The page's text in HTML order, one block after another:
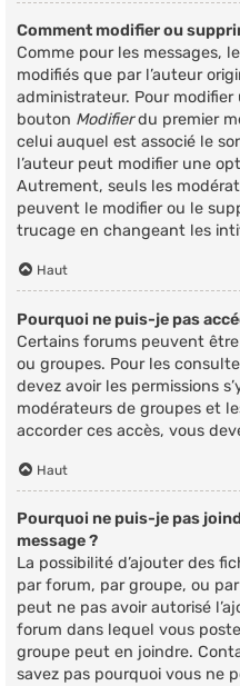
Comment modifier ou
Comme pour les messages,
modifiés que par l’auteur
administrateur. Pour
bouton Modifierdu premier
celui auquel est associé le
l’auteur peut modifier une
Autrement, seuls les
peuvent le modifier ou le
trucage en changeant les
Haut
Pourquoi ne puis-je pas
Certains forums peuvent
ou groupes. Pour les
devez avoir les permissions
modérateurs de groupes et
accorder ces accès, vous
Haut
Pourquoi ne puis-je pas
message ?
La possibilité d’ajouter des
par forum, par groupe, ou
peut ne pas avoir autorisé
forum dans lequel vous
groupe peut en joindre.
savez pas pourquoi vous ne